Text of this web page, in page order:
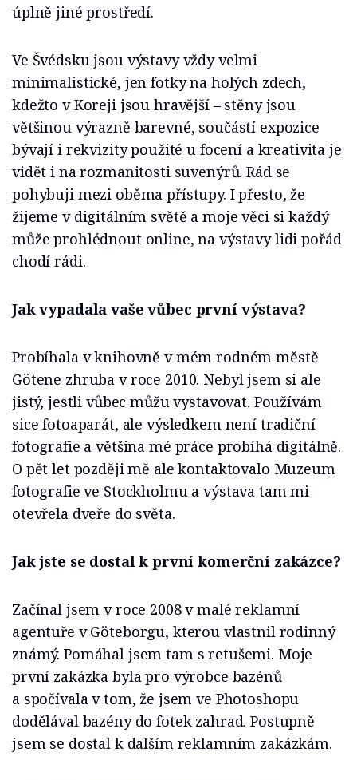
úplně jiné prostředí.
Ve Švédsku jsou výstavy vždy velmi
minimalistické, jen fotky na holých zdech,
kdežto v Koreji jsou hravější – stěny jsou
většinou výrazně barevné, součástí expozice
bývají i rekvizity použité u focení a kreativita je
vidět i na rozmanitosti suvenýrů. Rád se
pohybuji mezi oběma přístupy. I přesto, že
žijeme v digitálním světě a moje věci si každý
může prohlédnout online, na výstavy lidi pořád
chodí rádi.
Jak vypadala vaše vůbec první výstava?
Probíhala v knihovně v mém rodném městě
Götene zhruba v roce 2010. Nebyl jsem si ale
jistý, jestli vůbec můžu vystavovat. Používám
sice fotoaparát, ale výsledkem není tradiční
fotografie a většina mé práce probíhá digitálně.
O pět let později mě ale kontaktovalo Muzeum
fotografie ve Stockholmu a výstava tam mi
otevřela dveře do světa.
Jak jste se dostal k první komerční zakázce?
Začínal jsem v roce 2008 v malé reklamní
agentuře v Göteborgu, kterou vlastnil rodinný
známý. Pomáhal jsem tam s retušemi. Moje
první zakázka byla pro výrobce bazénů
a spočívala v tom, že jsem ve Photoshopu
dodělával bazény do fotek zahrad. Postupně
jsem se dostal k dalším reklamním zakázkám.